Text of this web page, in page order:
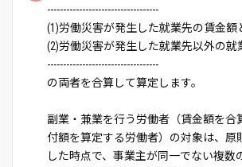
-----------------------------------
(1)労働災害が発生した就業先の賃金額
(2)労働災害が発生した就業先以外の就
-----------------------------------
の両者を合算して算定します。
副業・兼業を行う労働者（賃金額を合
付額を算定する労働者）の対象は、原
した時点で、事業主が同一でない複数